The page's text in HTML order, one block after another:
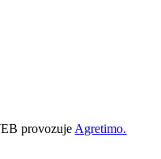
provozujeAgretimo.